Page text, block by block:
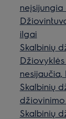
ilgai
Skalbinių
nesijaučia,
Skalbinių
Skalbinių